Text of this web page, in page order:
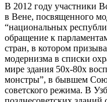
В 2012 году участники
в Вене, посвященного
“национальных
обращение к
стран, в котором
модернизма в списки
мире здания 50х-80х
монстры”, в бывшем
советского режима. В